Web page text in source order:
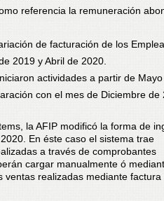
referencia la remuneración
de facturación de los
2019 y Abril de 2020.
actividades a partir de
con el mes de Diciembre de
la AFIP modificó la forma de
En éste caso el sistema trae
a través de comprobantes
cargar manualmente ó
ventas realizadas mediante